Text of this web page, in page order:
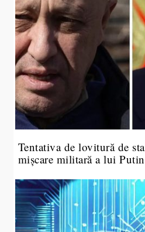
Tentativa de lovitură de
mișcare militară a lui